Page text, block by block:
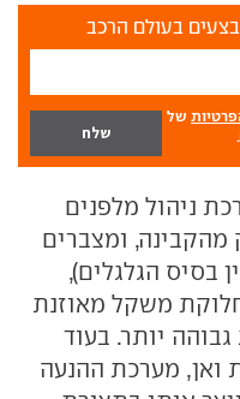
בעולם הרכב
של
ניהול מלפנים
ומצברים
בסיס הגלגלים),
משקל מאוזנת
יותר. בעוד
ואן, מערכת ההנעה